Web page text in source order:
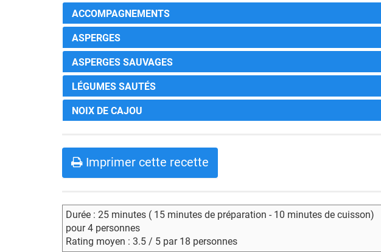
ACCOMPAGNEMENTS
ASPERGES
ASPERGES SAUVAGES
LÉGUMES SAUTÉS
NOIX DE CAJOU
Imprimer cette recette
Durée : 25 minutes ( 15 minutes de préparation - 10 minutes de cuisson)
pour 4 personnes
Rating moyen : 3.5 / 5 par 18 personnes